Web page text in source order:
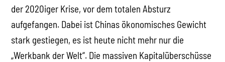
der 2020iger Krise, vor dem totalen Absturz
aufgefangen. Dabei ist Chinas ökonomisches Gewicht
stark gestiegen, es ist heute nicht mehr nur die
„Werkbank der Welt“. Die massiven Kapitalüberschüsse